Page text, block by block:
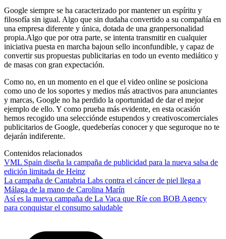
Google siempre se ha caracterizado por mantener un espíritu y
filosofía sin igual. Algo que sin dudaha convertido a su compañía en
una empresa diferente y única, dotada de una granpersonalidad
propia.Algo que por otra parte, se intenta transmitir en cualquier
iniciativa puesta en marcha bajoun sello inconfundible, y capaz de
convertir sus propuestas publicitarias en todo un evento mediático y
de masas con gran expectación.
Como no, en un momento en el que el video online se posiciona
como uno de los soportes y medios más atractivos para anunciantes
y marcas, Google no ha perdido la oportunidad de dar el mejor
ejemplo de ello. Y como prueba más evidente, en esta ocasión
hemos recogido una selecciónde estupendos y creativoscomerciales
publicitarios de Google, quedeberías conocer y que seguroque no te
dejarán indiferente.
Contenidos relacionados
VML Spain diseña la campaña de publicidad para la nueva salsa de
edición limitada de Heinz
La campaña de Cantabria Labs contra el cáncer de piel llega a
Málaga de la mano de Carolina Marín
Así es la nueva campaña de La Vaca que Ríe con BOB Agency
para conquistar el consumo saludable